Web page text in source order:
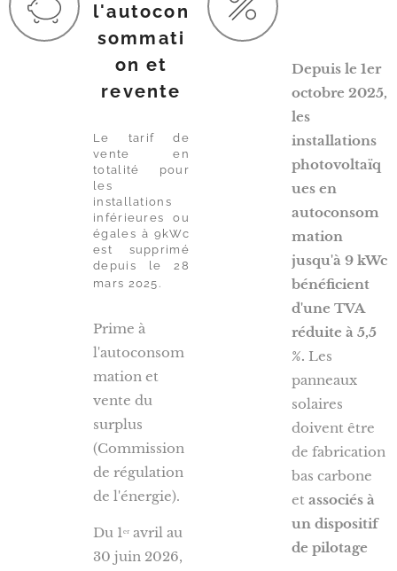
l'autocon
sommati
on et
revente
Le tarif de
vente en
totalité pour
les
installations
inférieures ou
égales à 9kWc
est supprimé
depuis le 28
mars 2025.
Prime à
l'autoconsom
mation et
vente du
surplus
(Commission
de régulation
de l'énergie).
Du 1ᵉʳ avril au
30 juin 2026,
Depuis le 1er
octobre 2025,
les
installations
photovoltaïq
ues en
autoconsom
mation
jusqu'à 9 kWc
bénéficient
d'une TVA
réduite à 5,5
%. Les
panneaux
solaires
doivent être
de fabrication
bas carbone
et associés à
un dispositif
de pilotage